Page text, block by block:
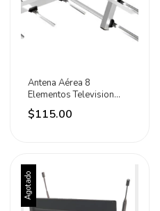
Antena Aérea 8
Elementos Television
Radio Vhf Uhf Hdtv Lion
$115.00
Agotado